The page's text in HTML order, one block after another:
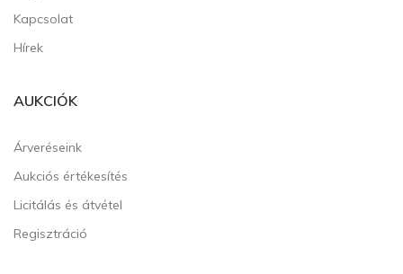
Kapcsolat
Hírek
AUKCIÓK
Árveréseink
Aukciós értékesítés
Licitálás és átvétel
Regisztráció